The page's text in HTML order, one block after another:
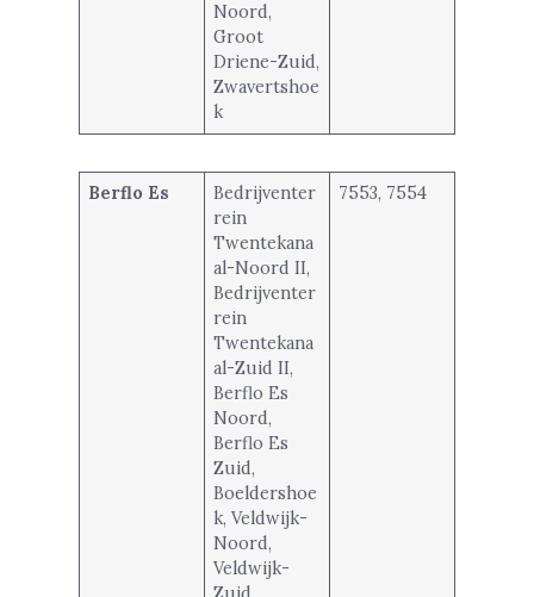
Noord,
Groot
Driene-Zuid,
Zwavertshoe
k
Berflo Es
Bedrijventer
rein
Twentekana
al-Noord II,
Bedrijventer
rein
Twentekana
al-Zuid II,
Berflo Es
Noord,
Berflo Es
Zuid,
Boeldershoe
k, Veldwijk-
Noord,
Veldwijk-
7553, 7554